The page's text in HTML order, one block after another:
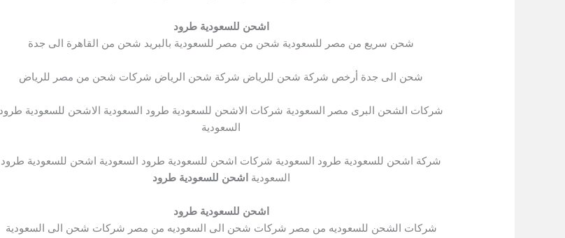
اشحن للسعودية طرود
شحن سريع من مصر للسعودية شحن من مصر للسعودية بالبريد شحن من القاهرة الى جدة
شحن الى جدة أرخص شركة شحن للرياض شركة شحن الرياض شركات شحن من مصر للرياض
شركات الشحن البرى مصر السعودية شركات الاشحن للسعودية طرود السعودية الاشحن للسعودية طرود
السعودية
شركة اشحن للسعودية طرود السعودية شركات اشحن للسعودية طرود السعودية اشحن للسعودية طرود
السعودية اشحن للسعودية طرود
اشحن للسعودية طرود
شركات الشحن للسعوديه من مصر شركات شحن الى السعوديه من مصر شركات شحن الى السعودية